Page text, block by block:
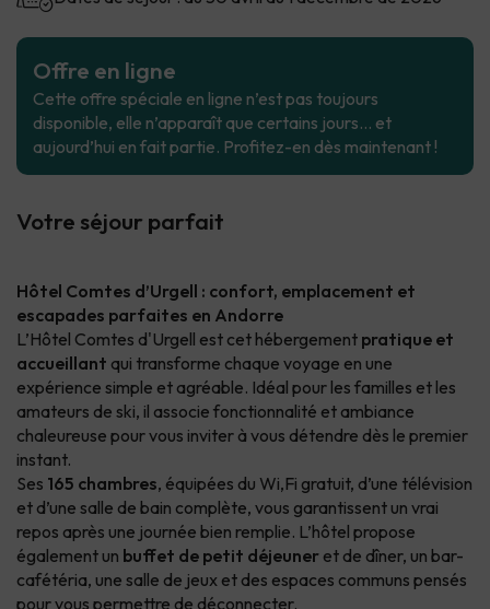
Offre en ligne
Cette offre spéciale en ligne n’est pas toujours
disponible, elle n’apparaît que certains jours… et
aujourd’hui en fait partie. Profitez-en dès maintenant !
Votre séjour parfait
Hôtel Comtes d’Urgell : confort, emplacement et
escapades parfaites en Andorre
L’Hôtel Comtes d'Urgell est cet hébergement pratique et
accueillant qui transforme chaque voyage en une
expérience simple et agréable. Idéal pour les familles et les
amateurs de ski, il associe fonctionnalité et ambiance
chaleureuse pour vous inviter à vous détendre dès le premier
instant.
Ses 165 chambres, équipées du Wi,Fi gratuit, d’une télévision
et d’une salle de bain complète, vous garantissent un vrai
repos après une journée bien remplie. L’hôtel propose
également un buffet de petit déjeuner et de dîner, un bar-
cafétéria, une salle de jeux et des espaces communs pensés
pour vous permettre de déconnecter.